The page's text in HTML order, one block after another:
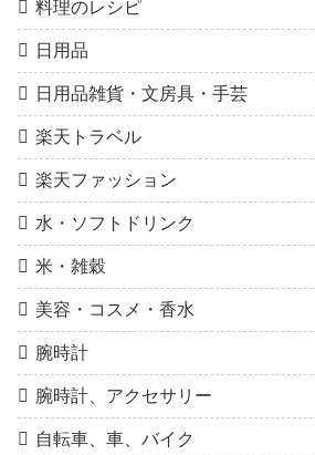
料理のレシピ
日用品
日用品雑貨・文房具・手芸
楽天トラベル
楽天ファッション
水・ソフトドリンク
米・雑穀
美容・コスメ・香水
腕時計
腕時計、アクセサリー
自転車、車、バイク